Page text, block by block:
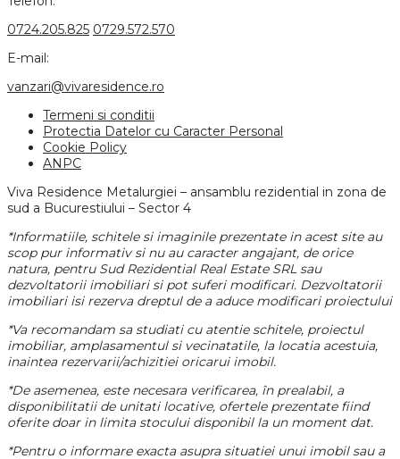
0724.205.825 0729.572.570
E-mail:
vanzari@vivaresidence.ro
Termeni si conditii
Protectia Datelor cu Caracter Personal
Cookie Policy
ANPC
Viva Residence Metalurgiei – ansamblu rezidential in zona de
sud a Bucurestiului – Sector 4
*Informatiile, schitele si imaginile prezentate in acest site au
scop pur informativ si nu au caracter angajant, de orice
natura, pentru Sud Rezidential Real Estate SRL sau
dezvoltatorii imobiliari si pot suferi modificari. Dezvoltatorii
imobiliari isi rezerva dreptul de a aduce modificari proiectului
*Va recomandam sa studiati cu atentie schitele, proiectul
imobiliar, amplasamentul si vecinatatile, la locatia acestuia,
inaintea rezervarii/achizitiei oricarui imobil.
*De asemenea, este necesara verificarea, în prealabil, a
disponibilitatii de unitati locative, ofertele prezentate fiind
oferite doar in limita stocului disponibil la un moment dat.
*Pentru o informare exacta asupra situatiei unui imobil sau a